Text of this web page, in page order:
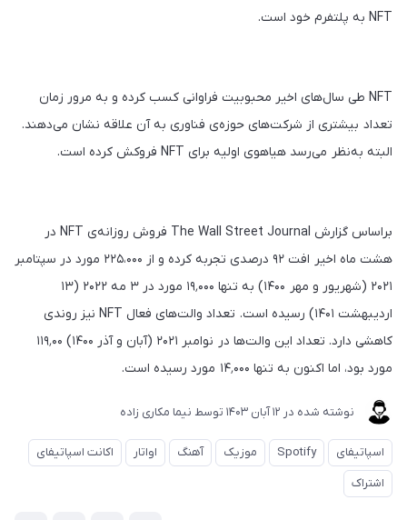
NFT به پلتفرم خود است.
NFT طی سال‌های اخیر محبوبیت فراوانی کسب کرده و به مرور زمان
تعداد بیشتری از شرکت‌های حوزه‌ی فناوری به آن علاقه نشان می‌دهند.
البته به‌نظر می‌رسد هیاهوی اولیه برای NFT فروکش کرده است.
براساس گزارش The Wall Street Journal فروش روزانه‌ی NFT در
هشت ماه اخیر افت ۹۲ درصدی تجربه کرده و از ۲۲۵،۰۰۰ مورد در سپتامبر
۲۰۲۱ (شهریور و مهر ۱۴۰۰) به تنها ۱۹٬۰۰۰ مورد در ۳ مه ۲۰۲۲ (۱۳
اردیبهشت ۱۴۰۱) رسیده است. تعداد والت‌های فعال NFT نیز روندی
کاهشی دارد. تعداد این والت‌ها در نوامبر ۲۰۲۱‌ (آبان و آذر ۱۴۰۰) ۱۱۹٬۰۰
مورد بود، اما اکنون به تنها ۱۴٬۰۰۰ مورد رسیده است.
نوشته شده در 12 آبان 1403 توسط نیما مکاری زاده
اسپاتیفای Spotify موزیک آهنگ اواتار
اکانت اسپاتیفای
اشتراک